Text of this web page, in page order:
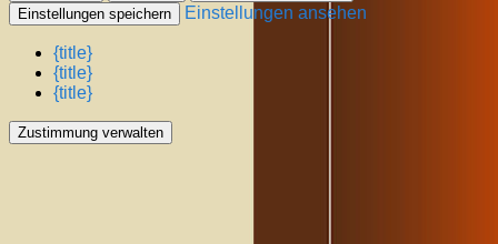
Einstellungen speichern
Einstellungen ansehen
{title}
{title}
{title}
Zustimmung verwalten